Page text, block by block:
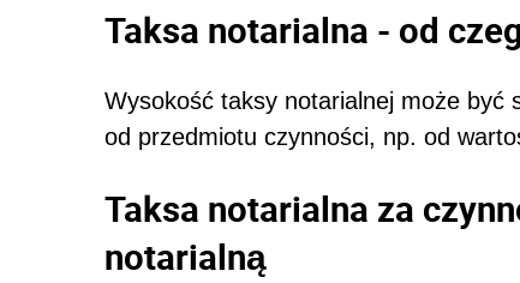
Taksa notarialna - od
Wysokość taksy notarialnej może być
od przedmiotu czynności, np. od
Taksa notarialna za
notarialną